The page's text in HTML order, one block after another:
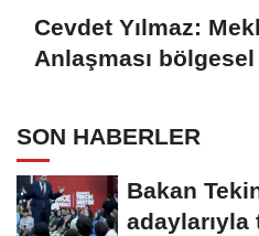
Cevdet Yılmaz:
Anlaşması
SON HABERLER
Bakan
adaylarıyla